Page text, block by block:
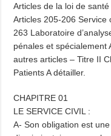
Articles de la loi de
Articles 205-206 Service
263 Laboratoire
pénales et spécialement
autres articles – Titre II
Patients A détailler.
CHAPITRE 01
LE SERVICE CIVIL :
A- Son obligation est